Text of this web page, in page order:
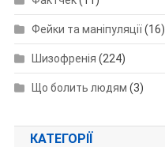
Фейки та маніпуляції(16)
Шизофренія (224)
Що болить людям (3)
КАТЕГОРІЇ